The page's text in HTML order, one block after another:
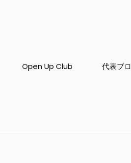
Open Up Club 代表ブ